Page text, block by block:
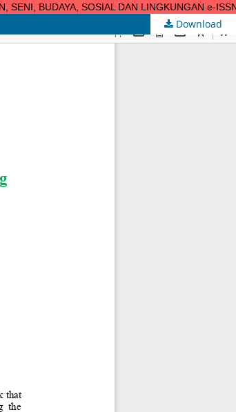
SENI, BUDAYA, SOSIAL DAN LINGKUNGAN e-
Download